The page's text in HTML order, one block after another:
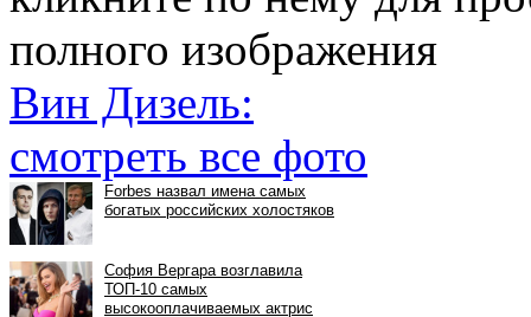
полного изображения
Вин Дизель:
смотреть все фото